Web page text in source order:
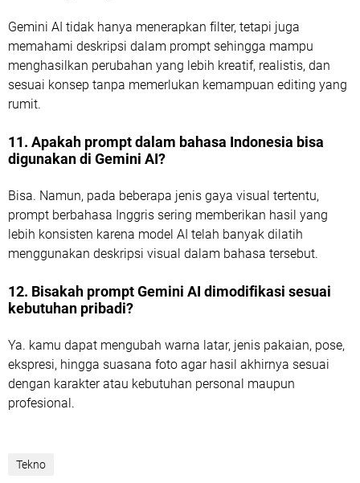
Gemini AI tidak hanya menerapkan filter, tetapi juga
memahami deskripsi dalam prompt sehingga mampu
menghasilkan perubahan yang lebih kreatif, realistis, dan
sesuai konsep tanpa memerlukan kemampuan editing yang
rumit.
11. Apakah prompt dalam bahasa Indonesia bisa
digunakan di Gemini AI?
Bisa. Namun, pada beberapa jenis gaya visual tertentu,
prompt berbahasa Inggris sering memberikan hasil yang
lebih konsisten karena model AI telah banyak dilatih
menggunakan deskripsi visual dalam bahasa tersebut.
12. Bisakah prompt Gemini AI dimodifikasi sesuai
kebutuhan pribadi?
Ya. kamu dapat mengubah warna latar, jenis pakaian, pose,
ekspresi, hingga suasana foto agar hasil akhirnya sesuai
dengan karakter atau kebutuhan personal maupun
profesional.
Tekno